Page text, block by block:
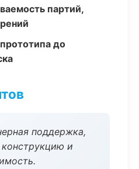
партий,
до
поддержка,
и